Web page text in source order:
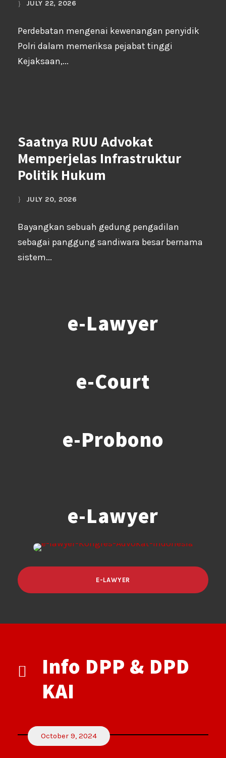
JULY 22, 2026
Perdebatan mengenai kewenangan penyidik
Polri dalam memeriksa pejabat tinggi
Kejaksaan,...
Saatnya RUU Advokat
Memperjelas Infrastruktur
Politik Hukum
JULY 20, 2026
Bayangkan sebuah gedung pengadilan
sebagai panggung sandiwara besar bernama
sistem...
e-Lawyer
e-Court
e-Probono
e-Lawyer
E-LAWYER
Info DPP & DPD
KAI
October 9, 2024